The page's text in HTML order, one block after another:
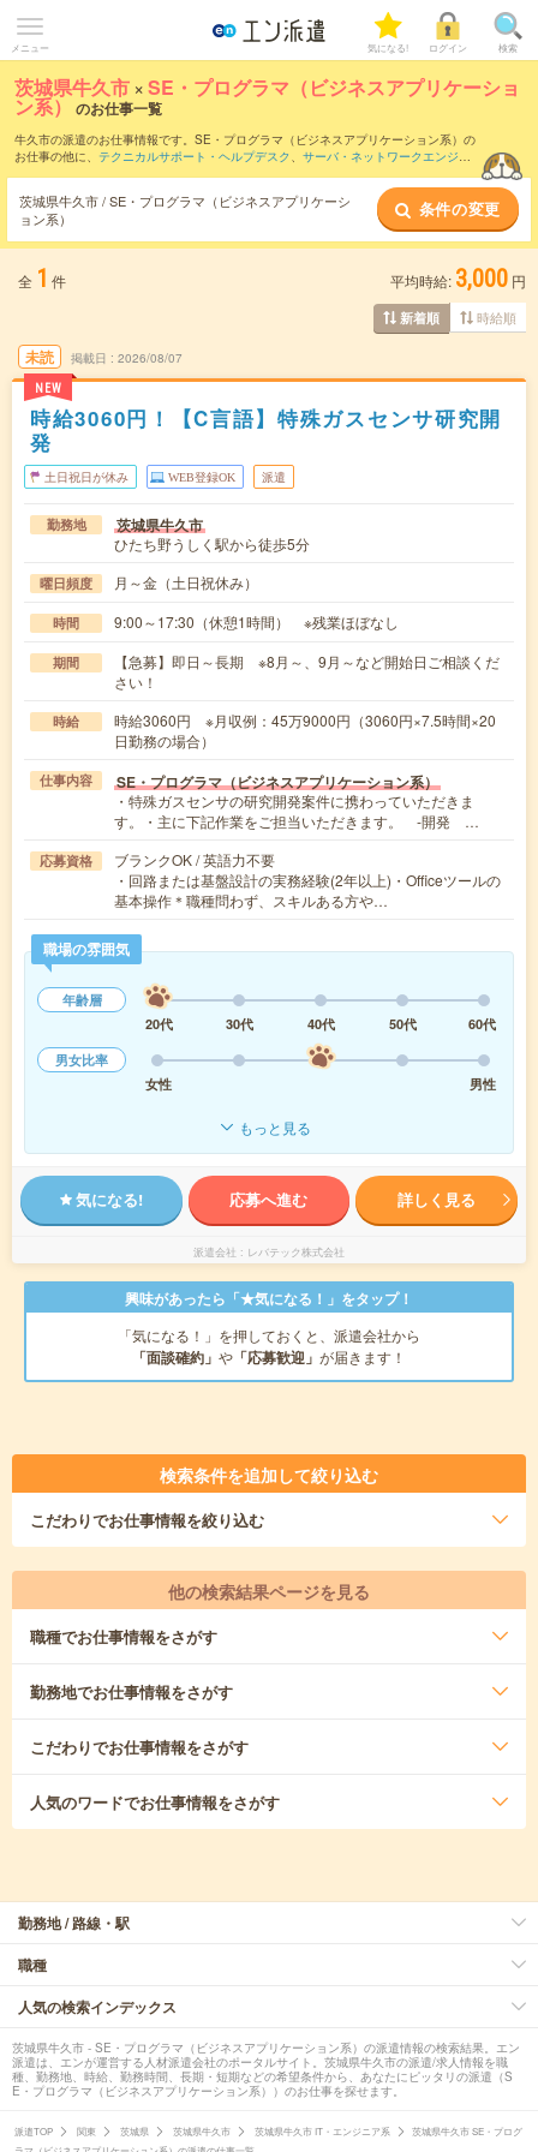
メニュー 気になる! ログイン 検索
茨城県牛久市 ×SE・プログラマ（ビジネスアプリケーショ
ン系） のお仕事一覧
牛久市の派遣のお仕事情報です。SE・プログラマ（ビジネスアプリケーション系）の
お仕事の他に、 テクニカルサポート・ヘルプデスク 、 サーバ・ネットワークエンジニ
SE・プログラマ
（ビジネスアプリケーション系）のお仕事とは？とは？
茨城県牛久市 / SE・プログラマ（ビジネスアプリケーシ
ョン系）
条件の変更
全 1 件 平均時給: 3,000 円
新着順 時給順
未読
NEW
掲載日 2026/08/07
時給3060円！【C言語】特殊ガスセンサ研究開
発
土日祝日が休み WEB登録OK 派遣
勤務地 茨城県牛久市
ひたち野うしく駅から徒歩5分
曜日頻度 月～金（土日祝休み）
時間 9:00～17:30（休憩1時間） ※残業ほぼなし
期間
【急募】即日～長期 ※8月～、9月～など開始日ご相談くだ
さい！
時給
時給3060円 ※月収例：45万9000円（3060円×7.5時間×20
日勤務の場合）
仕事内容 SE・プログラマ（ビジネスアプリケーション系）
・特殊ガスセンサの研究開発案件に携わっていただきま
す。・主に下記作業をご担当いただきます。 -開発 …
応募資格
ブランクOK / 英語力不要
・回路または基盤設計の実務経験(2年以上)・Officeツールの
基本操作＊職種問わず、スキルある方や…
職場の雰囲気
年齢層
20代
30代 40代 50代
60代
男女比率
女性
男性
もっと見る
気になる! 応募へ進む 詳しく見る
派遣会社 レバテック株式会社
興味があったら「★気になる！」をタップ！
「気になる！」を押しておくと、派遣会社から
「面談確約」 や 「応募歓迎」 が届きます！
検索条件を追加して絞り込む
こだわりでお仕事情報を絞り込む
他の検索結果ページを見る
職種でお仕事情報をさがす
勤務地でお仕事情報をさがす
こだわりでお仕事情報をさがす
人気のワードでお仕事情報をさがす
勤務地 / 路線・駅
職種
人気の検索インデックス
茨城県牛久市 - SE・プログラマ（ビジネスアプリケーション系）の派遣情報の検索結果。エン
派遣は、エンが運営する人材派遣会社のポータルサイト。茨城県牛久市の派遣/求人情報を職
種、勤務地、時給、勤務時間、長期・短期などの希望条件から、あなたにピッタリの派遣（S
E・プログラマ（ビジネスアプリケーション系））のお仕事を探せます。
派遣TOP 関東 茨城県 茨城県牛久市 茨城県牛久市 IT・エンジニア系
茨城県牛久市 SE・プログ